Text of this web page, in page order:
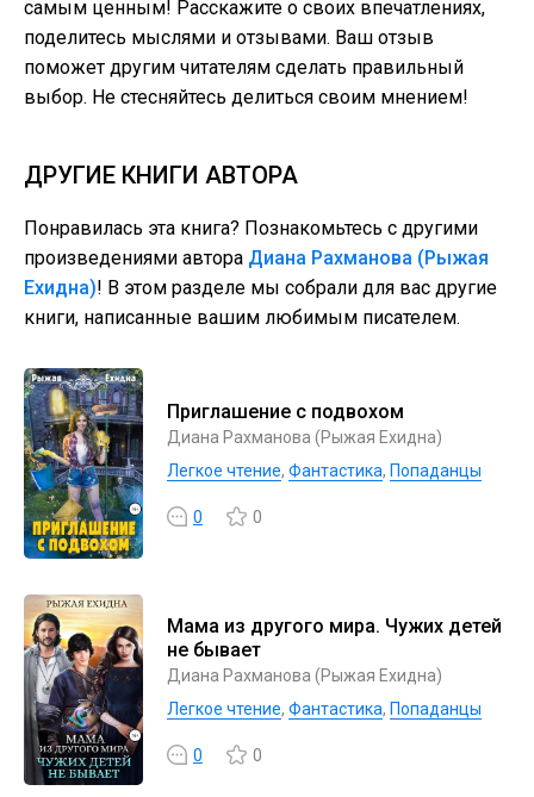
самым ценным! Расскажите о своих впечатлениях,
поделитесь мыслями и отзывами. Ваш отзыв
поможет другим читателям сделать правильный
выбор. Не стесняйтесь делиться своим мнением!
ДРУГИЕ КНИГИ АВТОРА
Понравилась эта книга? Познакомьтесь с другими
произведениями автора Диана Рахманова (Рыжая
Ехидна)! В этом разделе мы собрали для вас другие
книги, написанные вашим любимым писателем.
Приглашение с подвохом
Диана Рахманова (Рыжая Ехидна)
Легкое чтение, Фантастика, Попаданцы
0 0
Мама из другого мира. Чужих детей
не бывает
Диана Рахманова (Рыжая Ехидна)
Легкое чтение, Фантастика, Попаданцы
0 0